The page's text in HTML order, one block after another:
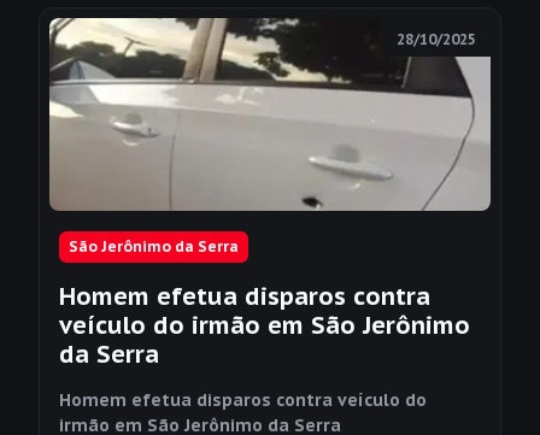
28/10/2025
São Jerônimo da Serra
Homem efetua disparos contra
veículo do irmão em São Jerônimo
da Serra
Homem efetua disparos contra veículo do
irmão em São Jerônimo da Serra